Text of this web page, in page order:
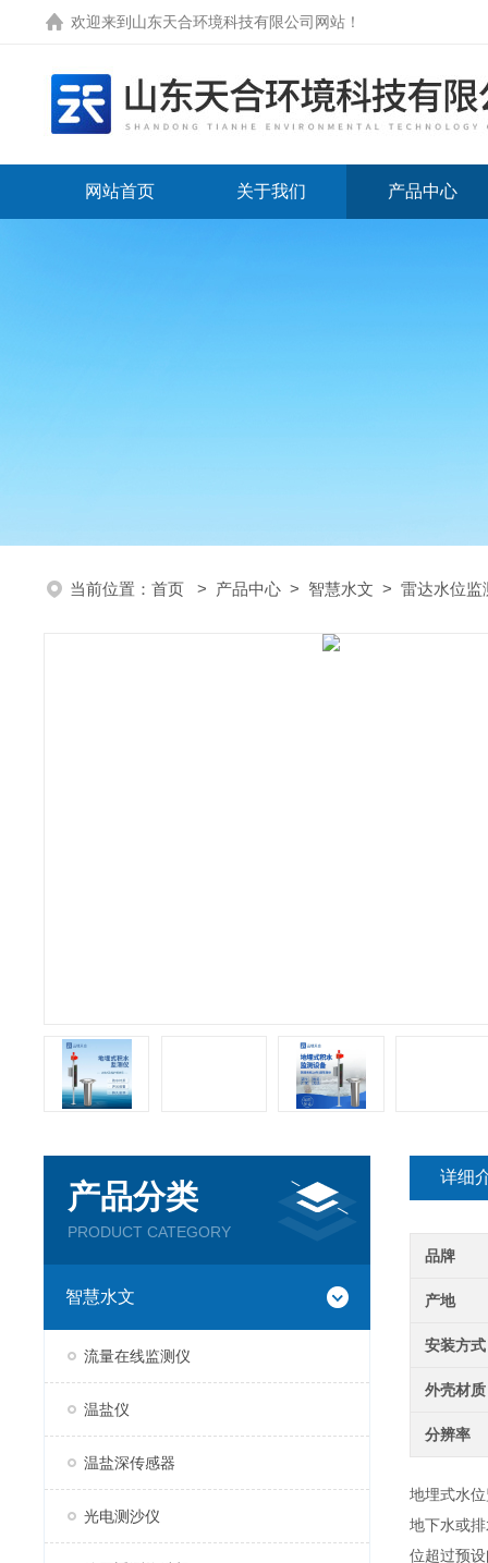
欢迎来到 山东天合环境科技有限公司网站 ！
网站首页 关于我们 产品中心
当前位置： 首页 > 产品中心 > 智慧水文 > 雷达水位监
产品分类
PRODUCT CATEGORY
智慧水文
流量在线监测仪
温盐仪
温盐深传感器
光电测沙仪
详细
品牌
产地
安装方式
外壳材质
分辨率
地埋式水
地下水或
位超过预